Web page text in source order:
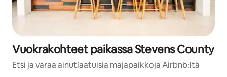
Vuokrakohteet paikassa Stevens County
Etsi ja varaa ainutlaatuisia majapaikkoja Airbnb:ltä